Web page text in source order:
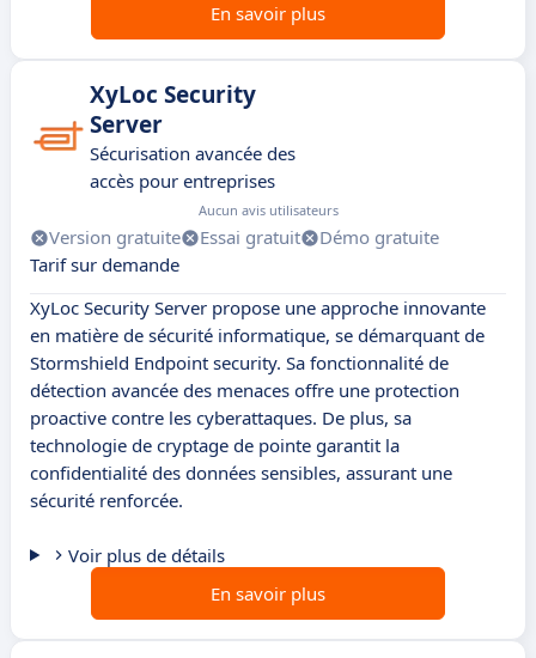
En savoir plus
XyLoc Security
Server
Sécurisation avancée des
accès pour entreprises
Aucun avis utilisateurs
Version gratuite Essai gratuit
Démo gratuite
Tarif sur demande
XyLoc Security Server propose une approche innovante
en matière de sécurité informatique, se démarquant de
Stormshield Endpoint security. Sa fonctionnalité de
détection avancée des menaces offre une protection
proactive contre les cyberattaques. De plus, sa
technologie de cryptage de pointe garantit la
confidentialité des données sensibles, assurant une
sécurité renforcée.
Voir plus de détails
En savoir plus